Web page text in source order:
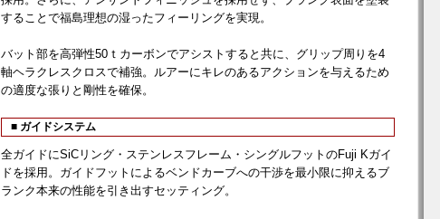
することで福島理想の湿ったフィーリングを実現。
バット部を高弾性50ｔカーボンでアシストすると共に、グリップ周りを4
軸ヘラクレスクロスで補強。ルアーにキレのあるアクションを与えるため
の適度な張りと剛性を確保。
■ ガイドシステム
全ガイドにSiCリング・ステンレスフレーム・シングルフットのFuji Kガイ
ドを採用。ガイドフットによるベンドカーブへの干渉を最小限に抑えるブ
ランク本来の性能を引き出すセッティング。